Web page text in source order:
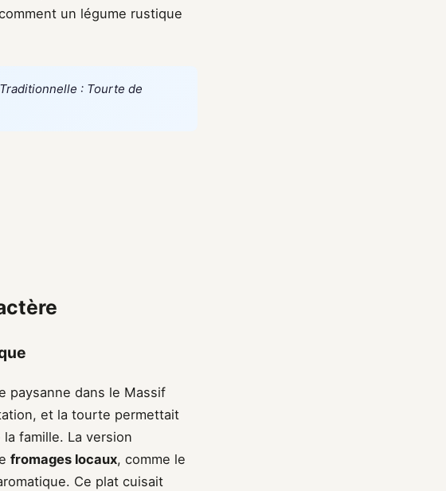
un légume rustique
: Tourte de
paysanne dans le Massif
et la tourte permettait
famille. La version
fromages locaux, comme le
Ce plat cuisait